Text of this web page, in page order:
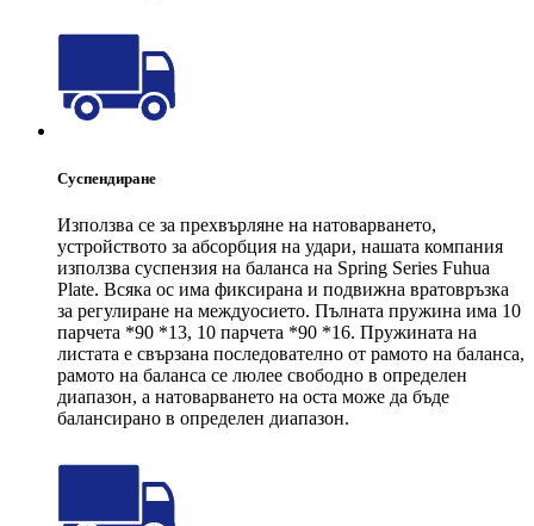
Суспендиране
Използва се за прехвърляне на натоварването,
устройството за абсорбция на удари, нашата компания
използва суспензия на баланса на Spring Series Fuhua
Plate. Всяка ос има фиксирана и подвижна вратовръзка
за регулиране на междуосието. Пълната пружина има 10
парчета *90 *13, 10 парчета *90 *16. Пружината на
листата е свързана последователно от рамото на баланса,
рамото на баланса се люлее свободно в определен
диапазон, а натоварването на оста може да бъде
балансирано в определен диапазон.